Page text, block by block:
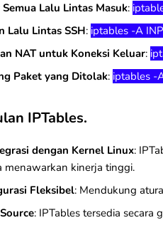
Lalu Lintas Masuk:
Lalu Lintas SSH: iptables -A
NAT untuk Koneksi Keluar:
Paket yang Ditolak: iptables -
IPTables.
dengan Kernel Linux:
menawarkan kinerja tinggi.
Fleksibel: Mendukung
: IPTables tersedia secara